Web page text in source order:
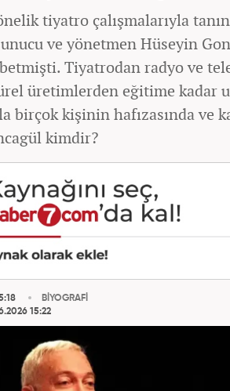
tiyatro çalışmalarıyla
ve yönetmen Hüseyin
Tiyatrodan radyo ve
üretimlerden eğitime kadar
birçok kişinin hafızasında ve
kimdir?
15:22
BİYOGRAFİ